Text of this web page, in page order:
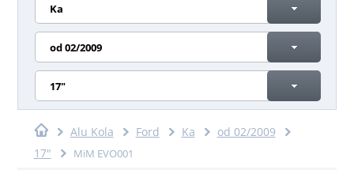
Ka
od 02/2009
17"
Alu Kola Ford Ka
od 02/2009
17"
MiM EVO001